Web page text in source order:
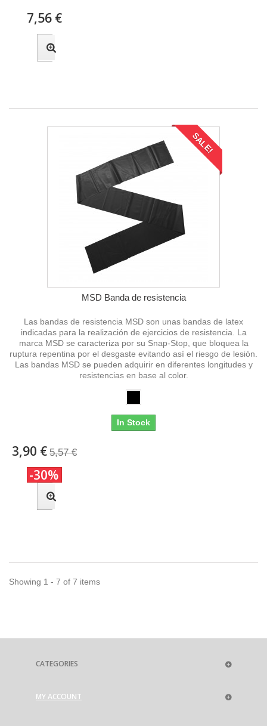
7,56 €
SALE!
MSD Banda de resistencia
Las bandas de resistencia MSD son unas bandas de latex
indicadas para la realización de ejercicios de resistencia. La
marca MSD se caracteriza por su Snap-Stop, que bloquea la
ruptura repentina por el desgaste evitando así el riesgo de lesión.
Las bandas MSD se pueden adquirir en diferentes longitudes y
resistencias en base al color.
In Stock
3,90 € 5,57 €
-30%
Showing 1 - 7 of 7 items
CATEGORIES
MY ACCOUNT